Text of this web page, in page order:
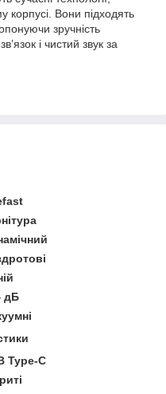
корпусі. Вони підходять
зручність
і чистий звук за
дБ
Type-C